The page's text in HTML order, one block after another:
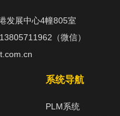
发展中心4幢805室
（微信）
系统导航
PLM系统